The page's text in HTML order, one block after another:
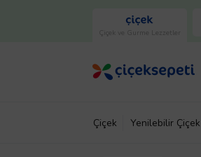
Çiçek ve Gurme Lezzetler
Çiçek Yenilebilir Çiçek